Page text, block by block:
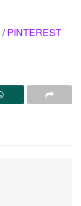
/PINTEREST